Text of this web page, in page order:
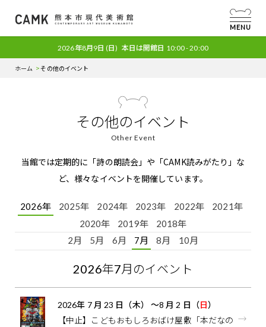
MENU
2026年8月9日 (日) 本日は開館日 10:00 - 20:00
ホーム その他のイベント
その他のイベント
Other Event
当館では定期的に「詩の朗読会」や「CAMK読みがたり」な
ど、様々なイベントを開催しています。
2026年 2025年 2024年 2023年 2022年
2021年
2020年
2019年
2018年
2月
5月 6月 7月 8月 10月
2026年7月のイベント
2026年 7月 23 日（木） ～8 月 2 日（日）
【中止】こどもおもしろおばけ屋敷「本だなの